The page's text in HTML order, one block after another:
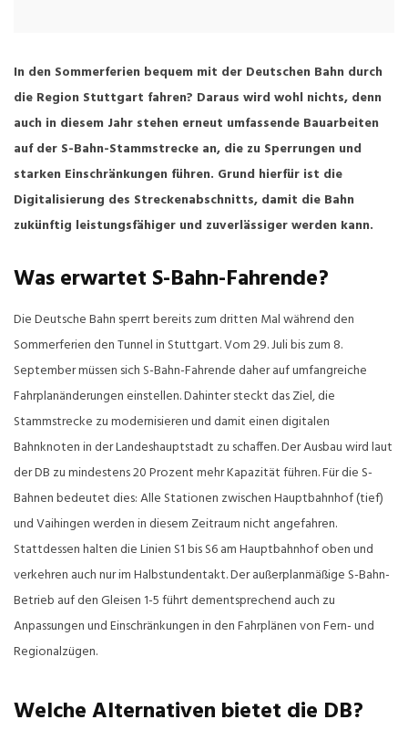
In den Sommerferien bequem mit der Deutschen Bahn durch
die Region Stuttgart fahren? Daraus wird wohl nichts, denn
auch in diesem Jahr stehen erneut umfassende Bauarbeiten
auf der S-Bahn-Stammstrecke an, die zu Sperrungen und
starken Einschränkungen führen. Grund hierfür ist die
Digitalisierung des Streckenabschnitts, damit die Bahn
zukünftig leistungsfähiger und zuverlässiger werden kann.
Was erwartet S-Bahn-Fahrende?
Die Deutsche Bahn sperrt bereits zum dritten Mal während den
Sommerferien den Tunnel in Stuttgart. Vom 29. Juli bis zum 8.
September müssen sich S-Bahn-Fahrende daher auf umfangreiche
Fahrplanänderungen einstellen. Dahinter steckt das Ziel, die
Stammstrecke zu modernisieren und damit einen digitalen
Bahnknoten in der Landeshauptstadt zu schaffen. Der Ausbau wird laut
der DB zu mindestens 20 Prozent mehr Kapazität führen. Für die S-
Bahnen bedeutet dies: Alle Stationen zwischen Hauptbahnhof (tief)
und Vaihingen werden in diesem Zeitraum nicht angefahren.
Stattdessen halten die Linien S1 bis S6 am Hauptbahnhof oben und
verkehren auch nur im Halbstundentakt. Der außerplanmäßige S-Bahn-
Betrieb auf den Gleisen 1-5 führt dementsprechend auch zu
Anpassungen und Einschränkungen in den Fahrplänen von Fern- und
Regionalzügen.
Welche Alternativen bietet die DB?